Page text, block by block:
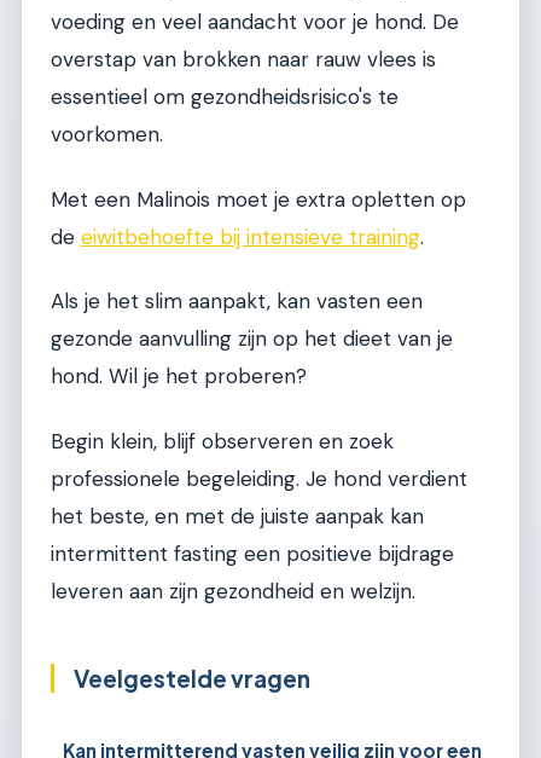
voeding en veel aandacht voor je hond. De
overstap van brokken naar rauw vlees is
essentieel om gezondheidsrisico's te
voorkomen.
Met een Malinois moet je extra opletten op
de eiwitbehoefte bij intensieve training.
Als je het slim aanpakt, kan vasten een
gezonde aanvulling zijn op het dieet van je
hond. Wil je het proberen?
Begin klein, blijf observeren en zoek
professionele begeleiding. Je hond verdient
het beste, en met de juiste aanpak kan
intermittent fasting een positieve bijdrage
leveren aan zijn gezondheid en welzijn.
Veelgestelde vragen
Kan intermitterend vasten veilig zijn voor een